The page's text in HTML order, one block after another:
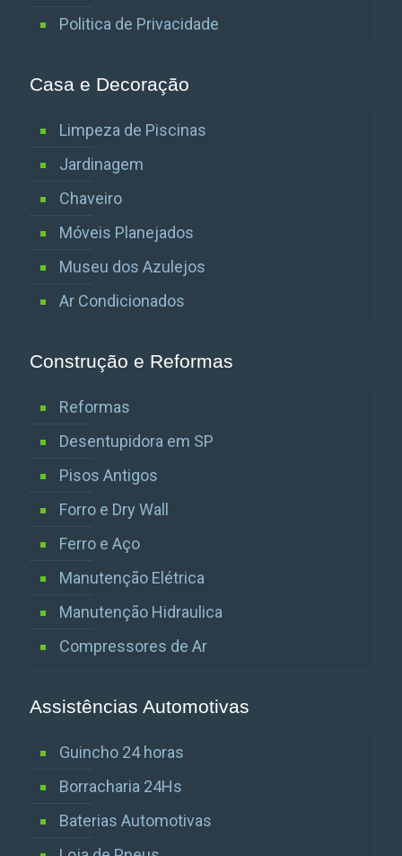
Politica de Privacidade
Casa e Decoração
Limpeza de Piscinas
Jardinagem
Chaveiro
Móveis Planejados
Museu dos Azulejos
Ar Condicionados
Construção e Reformas
Reformas
Desentupidora em SP
Pisos Antigos
Forro e Dry Wall
Ferro e Aço
Manutenção Elétrica
Manutenção Hidraulica
Compressores de Ar
Assistências Automotivas
Guincho 24 horas
Borracharia 24Hs
Baterias Automotivas